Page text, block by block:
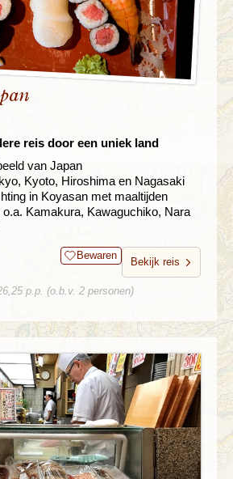
reis door een uniek land
van Japan
Kyoto, Hiroshima en Nagasaki
in Koyasan met maaltijden
Kamakura, Kawaguchiko, Nara
Bewaren
Bekijk reis
p.p. (o.b.v. 2 personen)